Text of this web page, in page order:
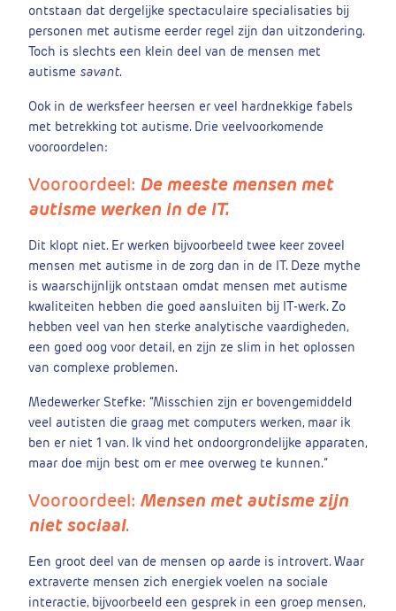
ontstaan dat dergelijke spectaculaire specialisaties bij
personen met autisme eerder regel zijn dan uitzondering.
Toch is slechts een klein deel van de mensen met
autisme savant.
Ook in de werksfeer heersen er veel hardnekkige fabels
met betrekking tot autisme. Drie veelvoorkomende
vooroordelen:
Vooroordeel: De meeste mensen met
autisme werken in de IT.
Dit klopt niet. Er werken bijvoorbeeld twee keer zoveel
mensen met autisme in de zorg dan in de IT. Deze mythe
is waarschijnlijk ontstaan omdat mensen met autisme
kwaliteiten hebben die goed aansluiten bij IT-werk. Zo
hebben veel van hen sterke analytische vaardigheden,
een goed oog voor detail, en zijn ze slim in het oplossen
van complexe problemen.
Medewerker Stefke: “Misschien zijn er bovengemiddeld
veel autisten die graag met computers werken, maar ik
ben er niet 1 van. Ik vind het ondoorgrondelijke apparaten,
maar doe mijn best om er mee overweg te kunnen.”
Vooroordeel: Mensen met autisme zijn
niet sociaal.
Een groot deel van de mensen op aarde is introvert. Waar
extraverte mensen zich energiek voelen na sociale
interactie, bijvoorbeeld een gesprek in een groep mensen,